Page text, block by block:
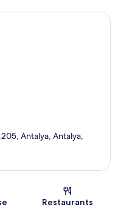
Antalya, Antalya,
Restaurants